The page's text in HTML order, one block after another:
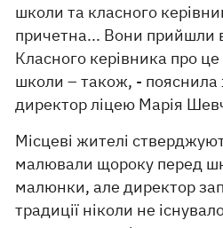
школи та класного
причетна... Вони прийшли
Класного керівника про
школи – також, - пояснила
директор ліцею Марія
Місцеві жителі
малювали щороку перед
малюнки, але директор
традиції ніколи не